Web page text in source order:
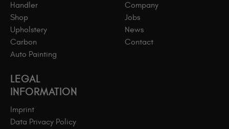
Handler
Shop
Upholstery
Carbon
Auto Painting
Company
Jobs
News
Contact
LEGAL
INFORMATION
Imprint
Data Privacy Policy